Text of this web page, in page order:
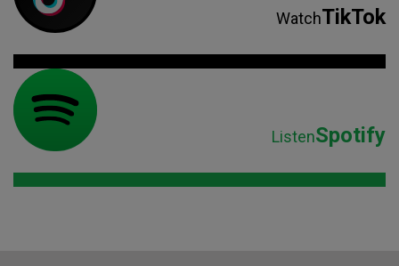
WatchTikTok
ListenSpotify